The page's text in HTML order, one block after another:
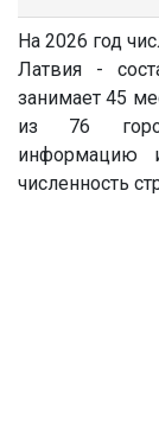
На 2026 год
Латвия -
занимает 45
из 76
информацию
численность